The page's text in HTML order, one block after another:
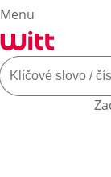
Menu